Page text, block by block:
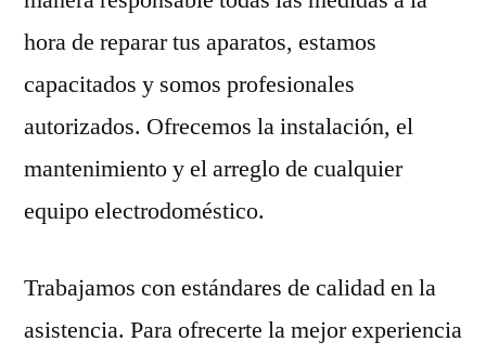
hora de reparar tus aparatos, estamos
capacitados y somos profesionales
autorizados. Ofrecemos la instalación, el
mantenimiento y el arreglo de cualquier
equipo electrodoméstico.
Trabajamos con estándares de calidad en la
asistencia. Para ofrecerte la mejor experiencia